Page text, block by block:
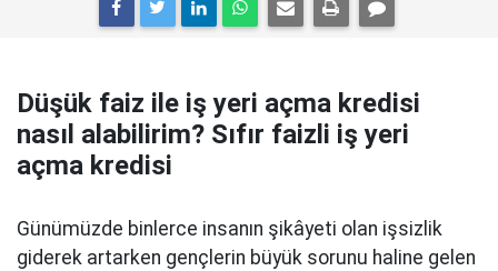
Düşük faiz ile iş yeri açma kredisi
nasıl alabilirim? Sıfır faizli iş yeri
açma kredisi
Günümüzde binlerce insanın şikâyeti olan işsizlik
giderek artarken gençlerin büyük sorunu haline gelen